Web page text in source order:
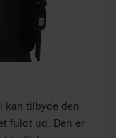
kan tilbyde den
fuldt ud. Den er